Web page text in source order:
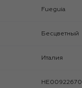
Fueguia
Бесцветный
Италия
HE00922670